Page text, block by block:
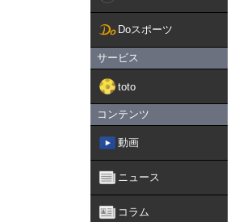
Doスポーツ
サービス
toto
コンテンツ
動画
ニュース
コラム